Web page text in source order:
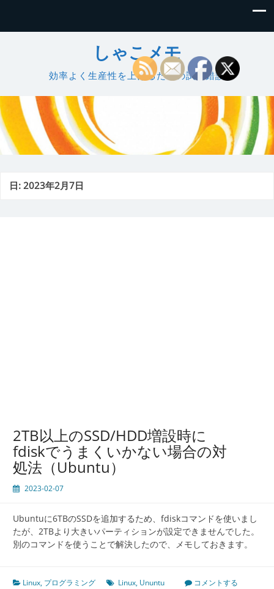
しゃこメモ
効率よく生産性を上げるための試行錯誤
日:2023年2月7日
2TB以上のSSD/HDD増設時に
fdiskでうまくいかない場合の対
処法（Ubuntu）
2023-02-07
Ubuntuに6TBのSSDを追加するため、fdiskコマンドを使いまし
たが、2TBより大きいパーティションが設定できませんでした。
別のコマンドを使うことで解決したので、メモしておきます。
Linux, プログラミング Linux, Ununtu コメントする